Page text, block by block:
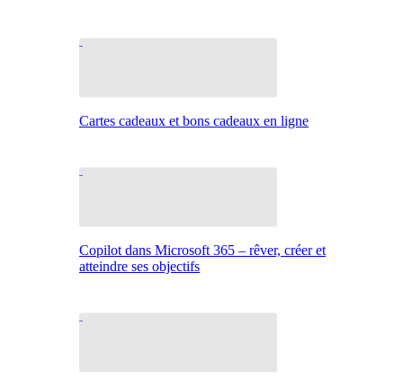
Cartes cadeaux et bons cadeaux en ligne
Copilot dans Microsoft 365 – rêver, créer et
atteindre ses objectifs